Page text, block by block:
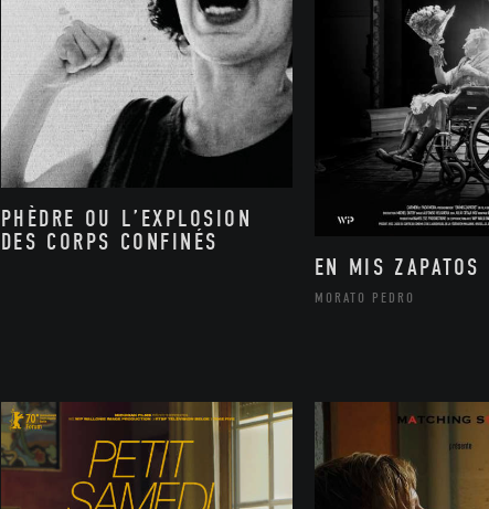
PHÈDRE OU L’EXPLOSION
DES CORPS CONFINÉS
EN MIS ZAPATOS
MORATO PEDRO